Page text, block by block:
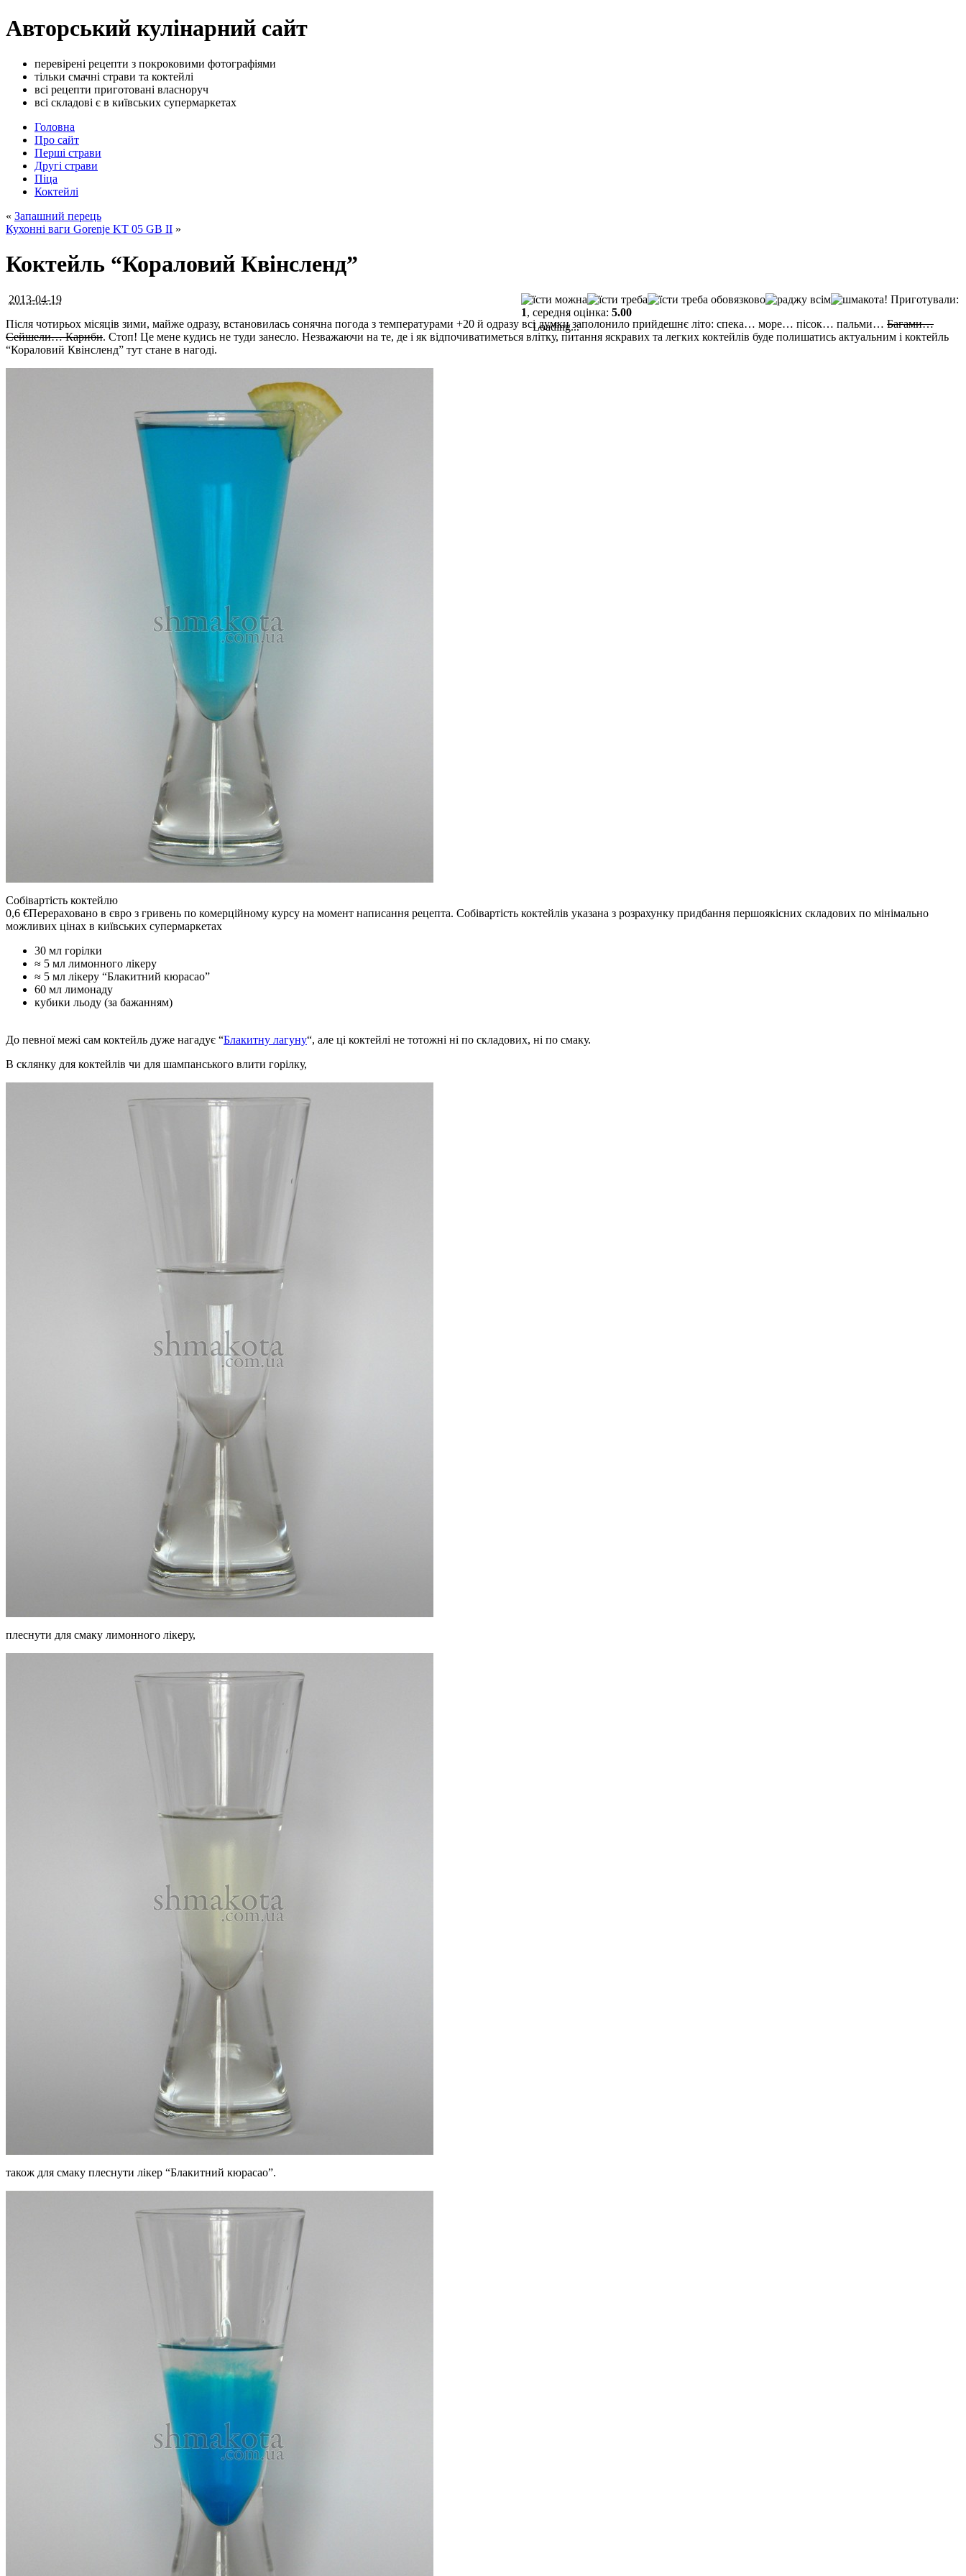
Авторський кулінарний сайт
перевірені рецепти з покроковими фотографіями
тільки смачні страви та коктейлі
всі рецепти приготовані власноруч
всі складові є в київських супермаркетах
Головна
Про сайт
Перші страви
Другі страви
Піца
Коктейлі
« Запашний перець
Кухонні ваги Gorenje KT 05 GB II »
Коктейль “Кораловий Квінсленд”
2013-04-19
Приготували:
1, середня оцінка: 5.00
Loading...
Після чотирьох місяців зими, майже одразу, встановилась сонячна погода з температурами +20 й одразу всі думки заполонило прийдешнє літо: спека… море… пісок… пальми… Багами…
Сейшели… Кариби. Стоп! Це мене кудись не туди занесло. Незважаючи на те, де і як відпочиватиметься влітку, питання яскравих та легких коктейлів буде полишатись актуальним і коктейль
“Кораловий Квінсленд” тут стане в нагоді.
Собівартість коктейлю
0,6 €Перераховано в євро з гривень по комерційному курсу на момент написання рецепта. Собівартість коктейлів указана з розрахунку придбання першоякісних складових по мінімально
можливих цінах в київських супермаркетах
30 мл горілки
≈ 5 мл лимонного лікеру
≈ 5 мл лікеру “Блакитний кюрасао”
60 мл лимонаду
кубики льоду (за бажанням)
До певної межі сам коктейль дуже нагадує “Блакитну лагуну“, але ці коктейлі не тотожні ні по складових, ні по смаку.
В склянку для коктейлів чи для шампанського влити горілку,
плеснути для смаку лимонного лікеру,
також для смаку плеснути лікер “Блакитний кюрасао”.